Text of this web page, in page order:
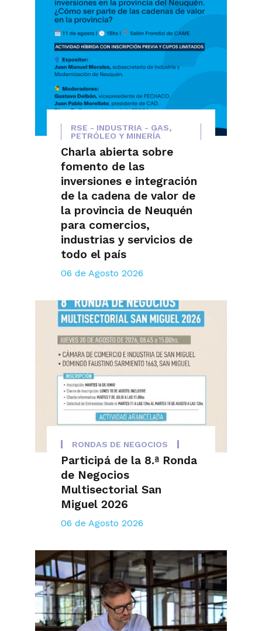
RSE - INDUSTRIA - GAS,
PETRÓLEO Y MINERÍA
Charla abierta sobre
fomento de las
inversiones e integración
de la cadena de valor de
la provincia de Neuquén
para comercios,
industrias y servicios de
todo el país
06 de Agosto 2026
RONDAS DE NEGOCIOS
Participá de la 8.ª Ronda
de Negocios
Multisectorial San
Miguel 2026
06 de Agosto 2026